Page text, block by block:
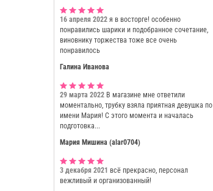
16 апреля 2022 я в восторге! особенно
понравились шарики и подобранное сочетание,
виновнику торжества тоже все очень
понравилось
Галина Иванова
29 марта 2022 В магазине мне ответили
моментально, трубку взяла приятная девушка по
имени Мария! С этого момента и началась
подготовка...
Мария Мишина (alar0704)
3 декабря 2021 всё прекрасно, персонал
вежливый и организованный!